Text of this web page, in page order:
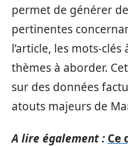
permet de générer
pertinentes
l’article, les mots-
thèmes à aborder.
sur des données
atouts majeurs de
A lire également : Ce